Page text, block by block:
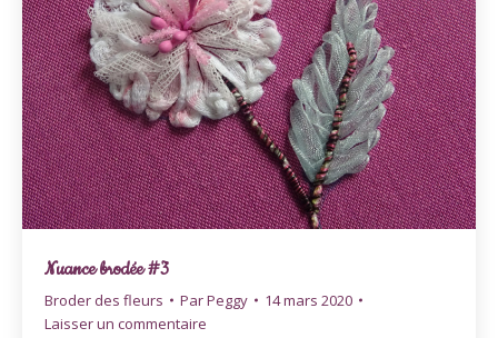
Nuance brodée #3
Broder des fleurs ParPeggy
14 mars 2020
Laisser un commentaire